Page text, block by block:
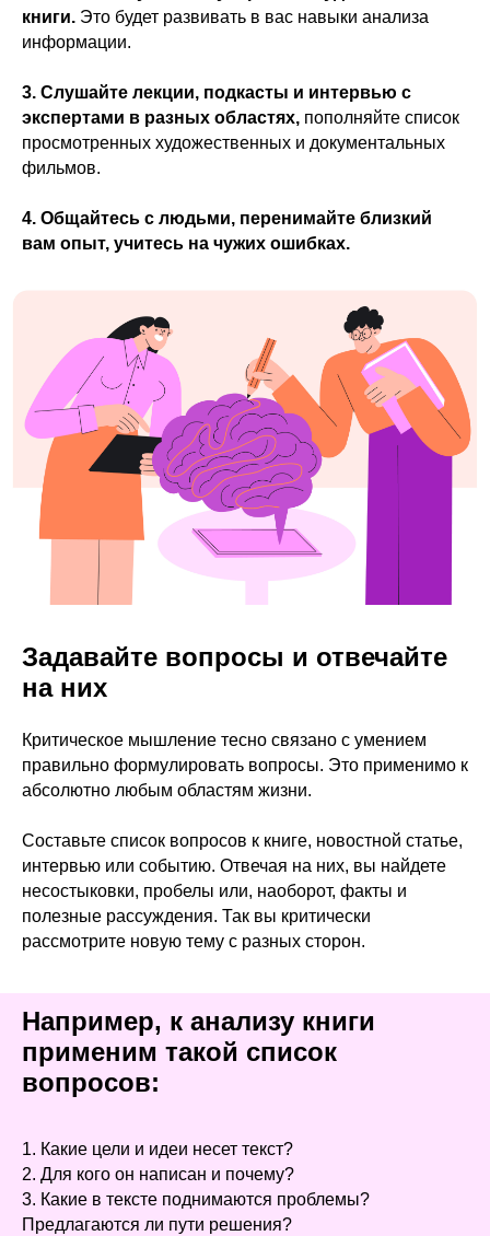
книги. Это будет развивать в вас навыки анализа
информации.
3. Слушайте лекции, подкасты и интервью с
экспертами в разных областях, пополняйте список
просмотренных художественных и документальных
фильмов.
4. Общайтесь с людьми, перенимайте близкий
вам опыт, учитесь на чужих ошибках.
Задавайте вопросы и отвечайте
на них
Критическое мышление тесно связано с умением
правильно формулировать вопросы. Это применимо к
абсолютно любым областям жизни.
Составьте список вопросов к книге, новостной статье,
интервью или событию. Отвечая на них, вы найдете
несостыковки, пробелы или, наоборот, факты и
полезные рассуждения. Так вы критически
рассмотрите новую тему с разных сторон.
Например, к анализу книги
применим такой список
вопросов:
1. Какие цели и идеи несет текст?
2. Для кого он написан и почему?
3. Какие в тексте поднимаются проблемы?
Предлагаются ли пути решения?